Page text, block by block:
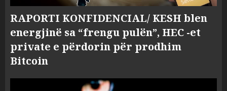
RAPORTI KONFIDENCIAL/ KESH blen
energjinë sa “frengu pulën”, HEC -et
private e përdorin për prodhim
Bitcoin